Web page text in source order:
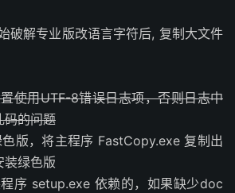
破解专业版改语言字符后, 复制大文件
使用UTF-8错误日志项，否则日志中
码的问题
版，将主程序 FastCopy.exe 复制出
装绿色版
序 setup.exe 依赖的，如果缺少doc